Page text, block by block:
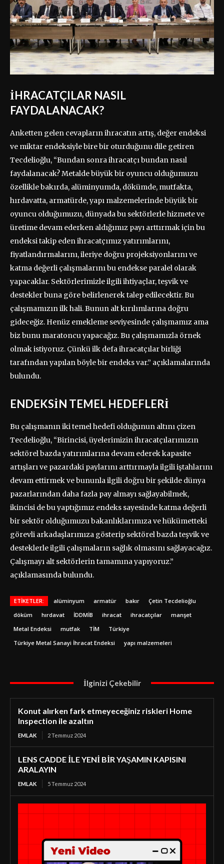
İHRACATÇILAR NASIL
FAYDALANACAK?
Anketten gelen cevapların ihracatın artış, değer endeksi
ve miktar endeksiyle bire bir oturduğunu dile getiren
Tecdelioğlu, “Bundan sonra ihracatçı bundan nasıl
faydalanacak? Metalde büyük bir oyuncu olduğumuzu
özellikle bakırda, alüminyumda, dökümde, mutfakta,
hırdavatta, armatürde, yapı malzemelerinde büyük bir
oyuncu olduğumuzu, dünyada bu sektörlerle hizmete ve
üretime devam ederken aldığımız payı arttırmak için bu
endeksi takip eden ihracatçımız yatırımlarını,
fiyatlandırmalarını, ileriye doğru projeksiyonlarını ve
katma değerli çalışmalarını bu endekse paralel olarak
yapacaklar. Sektörlerimizle ilgili ihtiyaçlar, teşvik ve
destekler buna göre belirlenerek talep edilecektir. Bu
çalışmamızın ilk hali. Bunun alt kırılımlarına doğru
gideceğiz. Henüz emekleme seviyesinde çalışmamız ama
biz bunu maratoncu yapacağız. Bu çalışmamızla örnek
olmak istiyoruz. Çünkü ilk defa ihracatçılar birliği
tarafından yapılan böyle bir endeks var.” açıklamalarında
bulundu.
ENDEKSİN TEMEL HEDEFLERİ
Bu çalışmanın iki temel hedefi olduğunun altını çizen
Tecdelioğlu, “Birincisi, üyelerimizin ihracatçılarımızın
sektörel bazda yatırımlarına devam ederek kapasite
artışları ve pazardaki paylarını arttırmayla ilgili iştahlarını
devam ettirmek ve bununla ilgili doğru bir şekilde dünya
pazarlarından daha fazla pay almayı sağlayabilmek,
ikincisi de bu yaptığımız endeks sayesinde katma değerli
bir sektör olduğumuzu bakanlıklarımıza ve hükümetteki
görevli arkadaşlarımıza gösterip sektörel bazda teşvik ve
desteklerle ilgili çalışmaların sağlık olmasını sağlayacağız.
Çalışmayı alt sektörlerin tamamına yapıyoruz.”
açıklamasında bulundu.
ETIKETLER: alüminyum armatür bakır
Çetin Tecdelioğlu
döküm
hırdavat İDDMİB ihracat ihracatçılar
manşet
Metal Endeksi
mutfak TİM
Türkiye
Türkiye Metal Sanayi İhracat Endeksi
yapı malzemeleri
İlginizi Çekebilir
Konut alırken fark etmeyeceğiniz riskleri Home
Inspection ile azaltın
EMLAK 2 Temmuz 2024
LENS CADDE İLE YENİ BİR YAŞAMIN KAPISINI
ARALAYIN
EMLAK 5 Temmuz 2024